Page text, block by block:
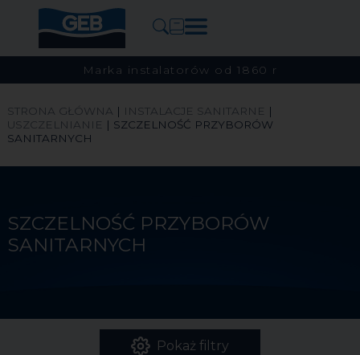
Marka instalatorów od 1860 r
STRONA GŁÓWNA | INSTALACJE SANITARNE
|
USZCZELNIANIE
| SZCZELNOŚĆ PRZYBORÓW
SANITARNYCH
SZCZELNOŚĆ PRZYBORÓW
SANITARNYCH
Pokaż filtry